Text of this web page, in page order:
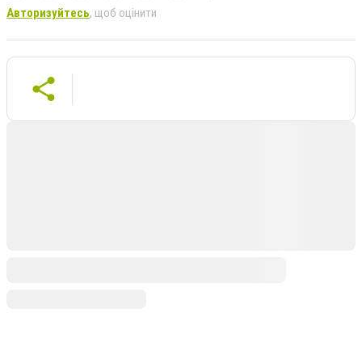
Авторизуйтесь, щоб оцінити